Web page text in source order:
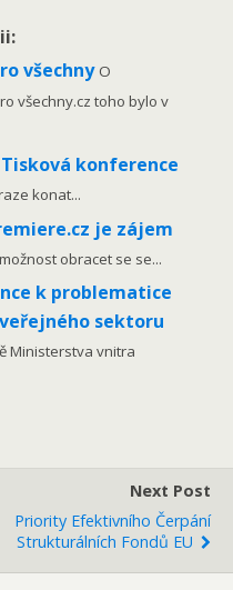
všechny O
všechny.cz toho bylo v
konference
konat...
je zájem
obracet se se...
k problematice
sektoru
Ministerstva vnitra
Next Post
Priority Efektivního Čerpání
Strukturálních Fondů EU